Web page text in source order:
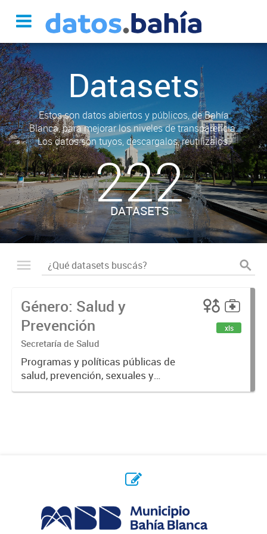
Datasets
Estos son datos abiertos y públicos, de Bahía
Blanca, para mejorar los niveles de transparencia.
Los datos son tuyos, descargalos, reutilizalos.
222
DATASETS
Género: Salud y
Prevención
Secretaría de Salud
Programas y políticas públicas de
salud, prevención, sexuales y
reproductivas.
xls